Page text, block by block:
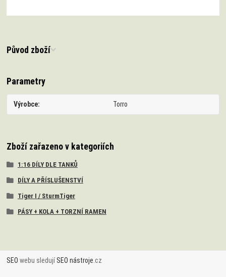
Původ zboží
Parametry
Výrobce Torro
Zboží zařazeno v kategoriích
1:16 DÍLY DLE TANKŮ
DÍLY A PŘÍSLUŠENSTVÍ
Tiger I / SturmTiger
PÁSY + KOLA + TORZNÍ RAMEN
SEO webu sledujíSEO nástroje .cz